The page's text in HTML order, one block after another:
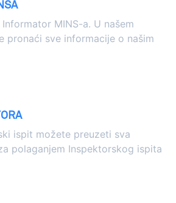
MINS-a. U našem
pronaći sve informacije o našim
ispit možete preuzeti sva
polaganjem Inspektorskog ispita